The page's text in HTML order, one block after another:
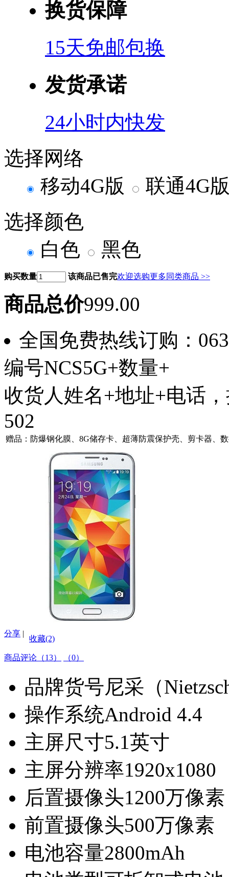
换货保障
15天免邮包换
发货承诺
24小时内快发
选择网络
移动4G版
联通4G
选择颜色
白色
黑色
购买数量 该商品已售完欢迎选购更多同类商品 >>
商品总价999.00
全国免费热线订购：
编号NCS5G+数量+
收货人姓名+地址+电话
502
赠品：防爆钢化膜、8G储存卡、超薄防震保护壳、剪卡器、
分享 |
收藏(2)
商品评论（13） （0）
品牌货号尼采（
操作系统Android 4.4
主屏尺寸5.1英寸
主屏分辨率1920x1080
后置摄像头1200万像素
前置摄像头500万像素
电池容量2800mAh